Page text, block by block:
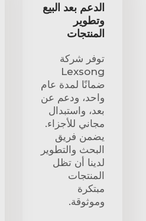
الدعم بعد البيع
وتطوير
المنتجات
توفر شركة
Lexsong
ضمانًا لمدة عام
واحد، ودعم عن
بعد، واستبدال
مجاني للأجزاء.
يضمن فريق
البحث والتطوير
لدينا أن تظل
المنتجات
مبتكرة
وموثوقة.